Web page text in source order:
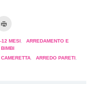
(Si
apre
in
una
12 MESI
ARREDAMENTO E
ARREDO PARETI